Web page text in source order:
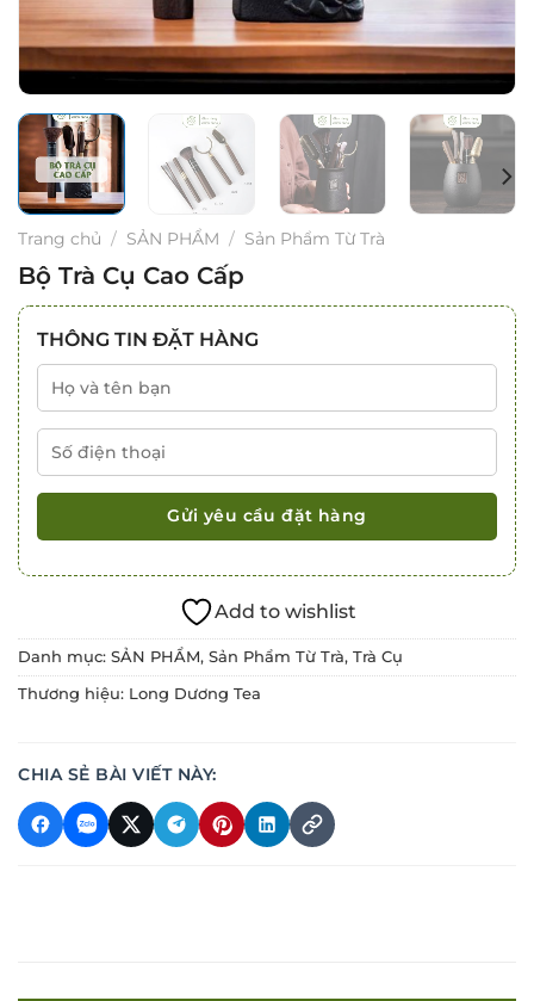
Trang chủ / SẢN PHẨM / Sản Phẩm Từ Trà
Bộ Trà Cụ Cao Cấp
THÔNG TIN ĐẶT HÀNG
Add to wishlist
Danh mục: SẢN PHẨM, Sản Phẩm Từ Trà, Trà Cụ
Thương hiệu: Long Dương Tea
CHIA SẺ BÀI VIẾT NÀY: